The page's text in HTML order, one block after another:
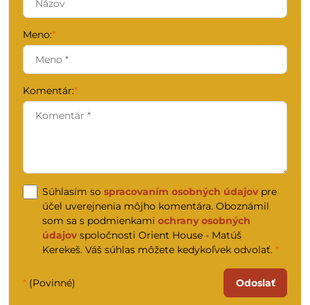
Meno:*
Komentár:*
Súhlasím so spracovaním osobných údajov pre
účel uverejnenia môjho komentára. Oboznámil
som sa s podmienkami ochrany osobných
údajov spoločnosti Orient House - Matúš
Kerekeš. Váš súhlas môžete kedykoľvek odvolať. *
* (Povinné) Odoslať